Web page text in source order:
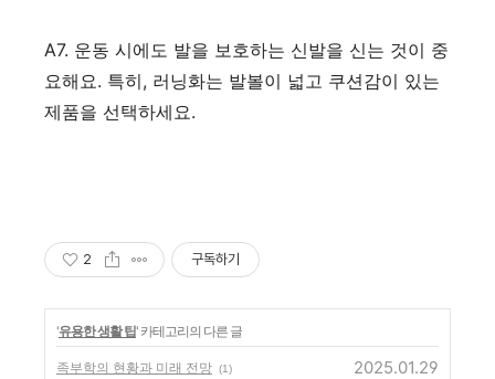
A7. 운동 시에도 발을 보호하는 신발을 신는 것이 중
요해요. 특히, 러닝화는 발볼이 넓고 쿠션감이 있는
제품을 선택하세요.
2 구독하기
'유용한 생활 팁' 카테고리의 다른 글
족부학의 현황과 미래 전망 (1) 2025.01.29